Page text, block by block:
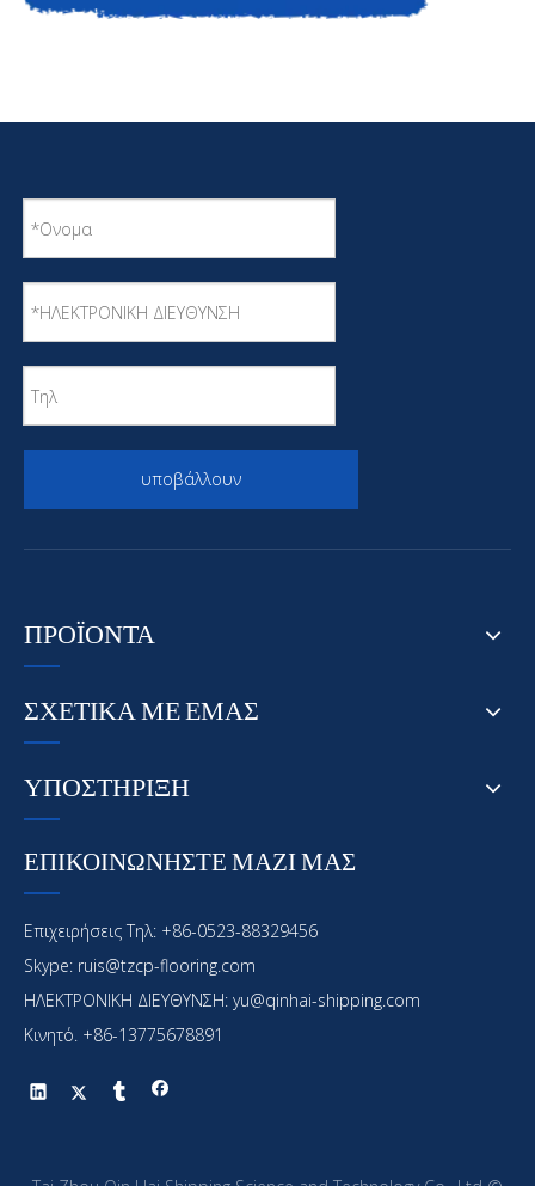
υποβάλλουν
ΠΡΟΪΟΝΤΑ
ΣΧΕΤΙΚΑ ΜΕ ΕΜΑΣ
ΥΠΟΣΤΗΡΙΞΗ
ΕΠΙΚΟΙΝΩΝΗΣΤΕ ΜΑΖΙ ΜΑΣ
Επιχειρήσεις Τηλ: +86-0523-88329456
Skype: ruis@tzcp-flooring.com
ΗΛΕΚΤΡΟΝΙΚΗ ΔΙΕΥΘΥΝΣΗ: yu@qinhai-shipping.com
Κινητό. +86-13775678891